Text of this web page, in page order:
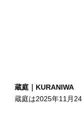
蔵庭｜KURANIWA
蔵庭は2025年11月